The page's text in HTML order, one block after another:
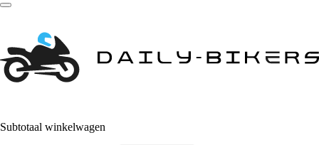
Subtotaal winkelwagen